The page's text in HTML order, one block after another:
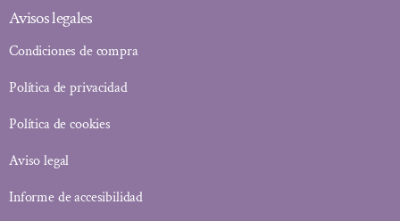
Avisos legales
Condiciones de compra
Política de privacidad
Política de cookies
Aviso legal
Informe de accesibilidad